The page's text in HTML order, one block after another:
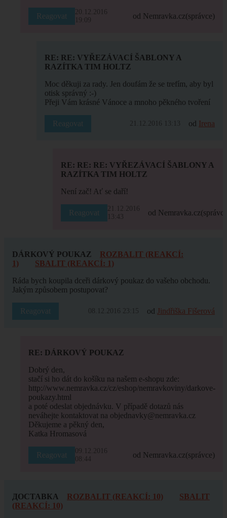
Reagovat
20.12.2016
19:09
od Nemravka.cz(správce)
RE: RE: VYŘEZÁVACÍ ŠABLONY A
RAZÍTKA TIM HOLTZ
Moc děkuji za rady. Jen doufám že se trefím, aby byl
otisk správný :-)
Přeji Vám krásné Vánoce a mnoho pěkného tvoření
Reagovat 21.12.2016 13:13 od Irena
RE: RE: RE: VYŘEZÁVACÍ ŠABLONY A
RAZÍTKA TIM HOLTZ
Není zač! Ať se daří!
Reagovat
21.12.2016
13:43
od Nemravka.cz
DÁRKOVÝ POUKAZ
ROZBALIT (REAKCÍ:
1)
SBALIT (REAKCÍ: 1)
Ráda bych koupila dceři dárkový poukaz do vašeho obchodu.
Jakým způsobem postupovat?
Reagovat 08.12.2016 23:15 od Jindřiška Fišerová
RE: DÁRKOVÝ POUKAZ
Dobrý den,
stačí si ho dát do košíku na našem e-shopu zde:
http://www.nemravka.cz/cz/eshop/nemravkoviny/darkove-
poukazy.html
a poté odeslat objednávku. V případě dotazů nás
neváhejte kontaktovat na objednavky@nemravka.cz
Děkujeme a pěkný den,
Katka Hromasová
Reagovat
09.12.2016
08:44
od Nemravka.cz(správce)
ДОСТАВКА ROZBALIT (REAKCÍ: 10)
SBALIT
(REAKCÍ: 10)